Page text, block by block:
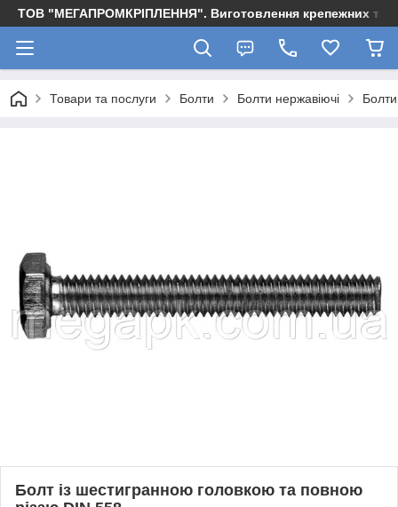
ТОВ "МЕГАПРОМКРІПЛЕННЯ". Виготовлення крепежних та
Товари та послуги Болти Болти нержавіючі
Болт із шестигранною головкою та повною